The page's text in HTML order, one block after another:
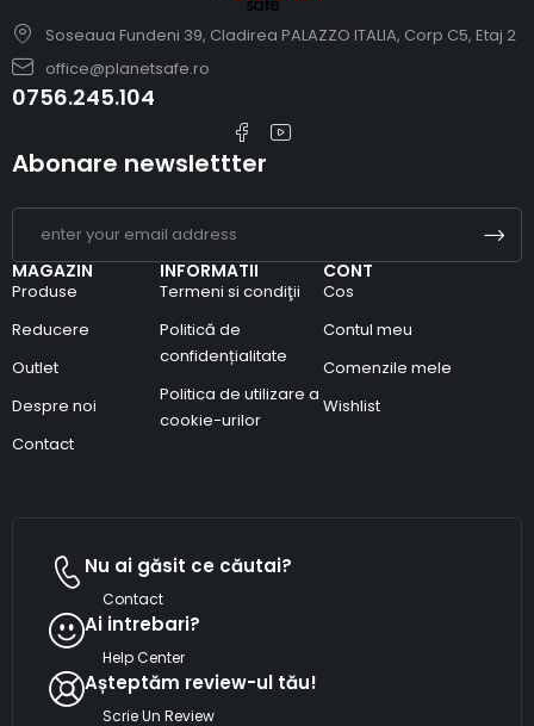
Soseaua Fundeni 39, Cladirea PALAZZO ITALIA, Corp C5, Etaj 2
office@planetsafe.ro
0756.245.104
MAGAZIN
Produse
Reducere
Outlet
Despre noi
Contact
INFORMATII
Termeni si condiţii
Politică de
confidențialitate
Politica de utilizare a
cookie-urilor
CONT
Cos
Contul meu
Comenzile mele
Wishlist
Abonare newslettter
Nu ai găsit ce căutai?
Contact
Ai intrebari?
Help Center
Așteptăm review-ul tău!
Scrie Un Review